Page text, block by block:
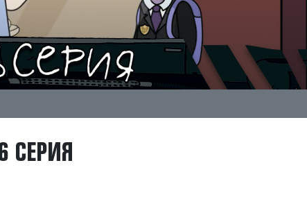
СЕРИЯ